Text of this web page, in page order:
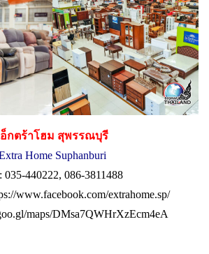
อ็กตร้าโฮม สุพรรณบุรี
Home Suphanburi
: 035-440222, 086-3811488
www.facebook.com/extrahome.sp/
maps/DMsa7QWHrXzEcm4eA